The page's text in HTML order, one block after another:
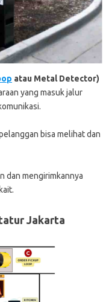
atau Metal Detector)
yang masuk jalur
bisa melihat dan
dan mengirimkannya
Jakarta